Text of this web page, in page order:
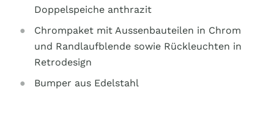
Doppelspeiche anthrazit
Chrompaket mit Aussenbauteilen in Chrom
und Randlaufblende sowie Rückleuchten in
Retrodesign
Bumper aus Edelstahl